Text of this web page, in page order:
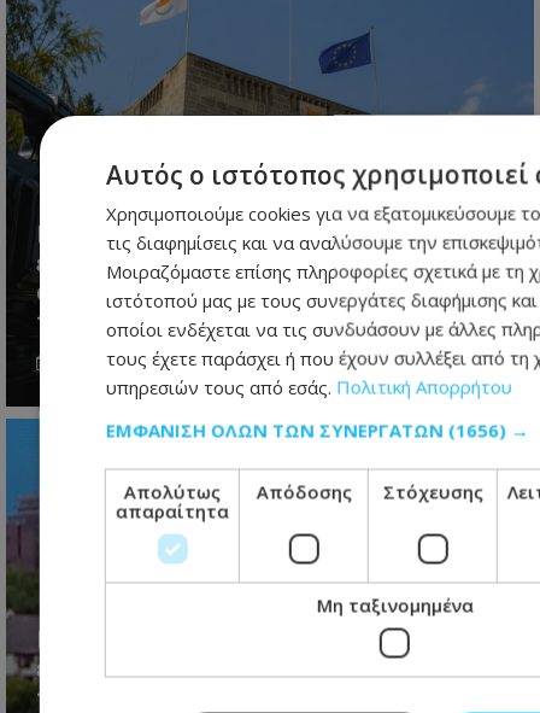
ΠΑΡΑTHEMA: Αν η τηλεόραση
εγκαταλείπει την είδηση, μην
απορεί γιατί εγκαταλείπεται από
τους τηλεθεατές
06.08.2026 - 11:19
Κολυμβητής με καρκίνο στον
εγκέφαλο ξέσπασε σε κλάματα
προς τον Βρετανό πρωθυπουργό:
Αυτός ο ιστότοπος χρησιμοποιεί
Χρησιμοποιούμε cookies για να εξατομικεύσουμε
τις διαφημίσεις και να αναλύσουμε την
Μοιραζόμαστε επίσης πληροφορίες σχετικά με τη
ιστότοπού μας με τους συνεργάτες διαφήμισης
οποίοι ενδέχεται να τις συνδυάσουν με άλλες
τους έχετε παράσχει ή που έχουν συλλέξει από τη
υπηρεσιών τους από εσάς. Πολιτική Απορρήτου
ΕΜΦΆΝΙΣΗ ΌΛΩΝ ΤΩΝ ΣΥΝΕΡΓΑΤΏΝ (1656) →
Απολύτως
απαραίτητα
Απόδοσης Στόχευσης
Μη ταξινομημένα